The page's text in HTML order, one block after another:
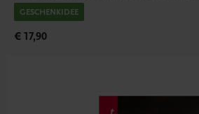
GESCHENKIDEE
€ 17,90